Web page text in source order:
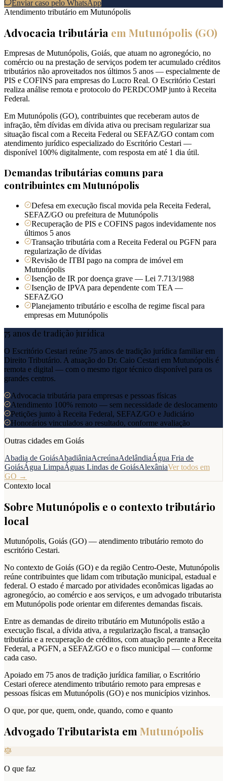
Enviar caso pelo WhatsApp
Atendimento tributário em Mutunópolis
Advocacia tributária em Mutunópolis (GO)
Empresas de Mutunópolis, Goiás, que atuam no agronegócio, no
comércio ou na prestação de serviços podem ter acumulado créditos
tributários não aproveitados nos últimos 5 anos — especialmente de
PIS e COFINS para empresas do Lucro Real. O Escritório Cestari
realiza análise remota e protocolo do PERDCOMP junto à Receita
Federal.
Em Mutunópolis (GO), contribuintes que receberam autos de
infração, têm dívidas em dívida ativa ou precisam regularizar sua
situação fiscal com a Receita Federal ou SEFAZ/GO contam com
atendimento jurídico especializado do Escritório Cestari —
disponível 100% digitalmente, com resposta em até 1 dia útil.
Demandas tributárias comuns para
contribuintes emMutunópolis
Defesa em execução fiscal movida pela Receita Federal,
SEFAZ/GO ou prefeitura de Mutunópolis
Recuperação de PIS e COFINS pagos indevidamente nos
últimos 5 anos
Transação tributária com a Receita Federal ou PGFN para
regularização de dívidas
Revisão de ITBI pago na compra de imóvel em
Mutunópolis
Isenção de IR por doença grave — Lei 7.713/1988
Isenção de IPVA para dependente com TEA —
SEFAZ/GO
Planejamento tributário e escolha de regime fiscal para
empresas em Mutunópolis
75 anos de tradição jurídica
O Escritório Cestari reúne 75 anos de tradição jurídica familiar em
Direito Tributário. A atuação do Dr. Caio Cestari em Mutunópolis é
remota e digital — com o mesmo rigor técnico disponível para os
grandes centros.
Advocacia tributária para empresas e pessoas físicas
Atendimento 100% remoto — sem necessidade de deslocamento
Petições junto à Receita Federal, SEFAZ/GO e Judiciário
Honorários vinculados ao resultado, conforme avaliação
Outras cidades em Goiás
Abadia de GoiásAbadiâniaAcreúnaAdelândiaÁgua Fria de
GoiásÁgua LimpaÁguas Lindas de GoiásAlexâniaVer todos em
GO →
Contexto local
Sobre Mutunópolis e o contexto tributário
local
Mutunópolis, Goiás (GO) — atendimento tributário remoto do
escritório Cestari.
No contexto de Goiás (GO) e da região Centro-Oeste, Mutunópolis
reúne contribuintes que lidam com tributação municipal, estadual e
federal. O estado é marcado por atividades econômicas ligadas ao
agronegócio, ao comércio e aos serviços, e um advogado tributarista
em Mutunópolis pode orientar em diferentes demandas fiscais.
Entre as demandas de direito tributário em Mutunópolis estão a
execução fiscal, a dívida ativa, a regularização fiscal, a transação
tributária e a recuperação de créditos, com atuação perante a Receita
Federal, a PGFN, a SEFAZ/GO e o fisco municipal — conforme
cada caso.
Apoiado em 75 anos de tradição jurídica familiar, o Escritório
Cestari oferece atendimento tributário remoto para empresas e
pessoas físicas em Mutunópolis (GO) e nos municípios vizinhos.
O que, por que, quem, onde, quando, como e quanto
Advogado Tributarista em Mutunópolis
O que faz